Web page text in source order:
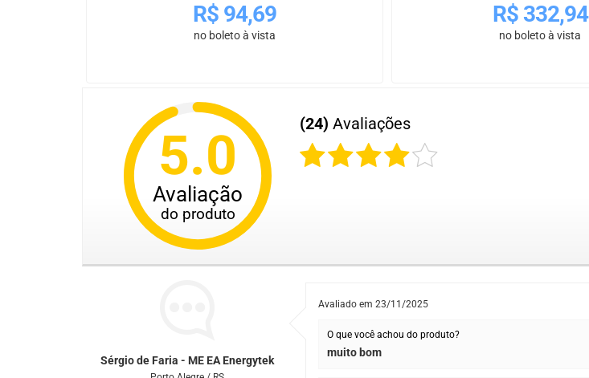
R$ 94,69
no boleto à vista
R$332,94
no boleto à vista
5.0
Avaliação
do produto
(24) Avaliações
Sérgio de Faria - ME EA Energytek
Avaliado em 23/11/2025
O que você achou do produto?
muito bom